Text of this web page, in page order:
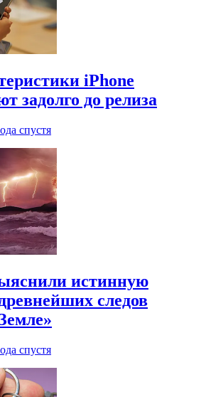
iPhone
задолго до релиза
спустя
истинную
следов
спустя